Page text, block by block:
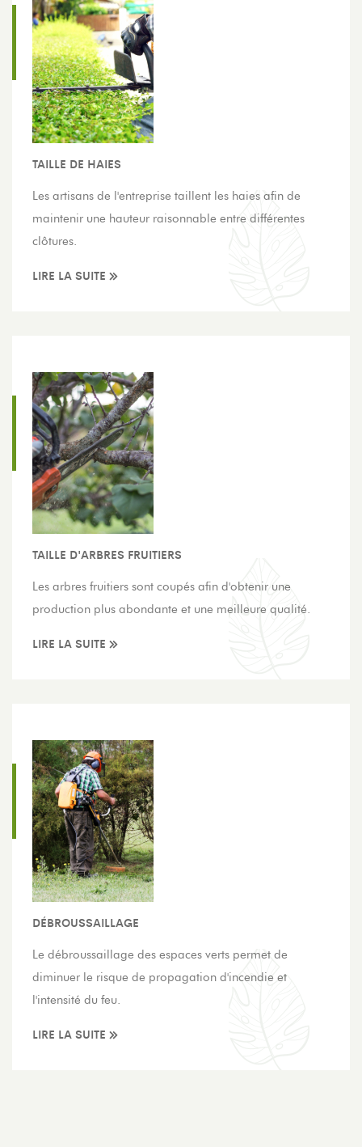
TAILLE DE HAIES
Les artisans de l'entreprise taillent les haies afin de
maintenir une hauteur raisonnable entre différentes
clôtures.
LIRE LA SUITE
TAILLE D'ARBRES FRUITIERS
Les arbres fruitiers sont coupés afin d'obtenir une
production plus abondante et une meilleure qualité.
LIRE LA SUITE
DÉBROUSSAILLAGE
Le débroussaillage des espaces verts permet de
diminuer le risque de propagation d'incendie et
l'intensité du feu.
LIRE LA SUITE